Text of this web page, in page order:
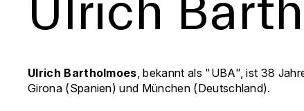
Ulrich
Ulrich Bartholmoes, bekannt als "UBA", ist 38
Girona (Spanien) und München (Deutschland).